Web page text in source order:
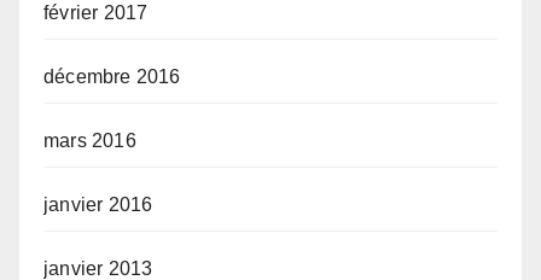
février 2017
décembre 2016
mars 2016
janvier 2016
janvier 2013